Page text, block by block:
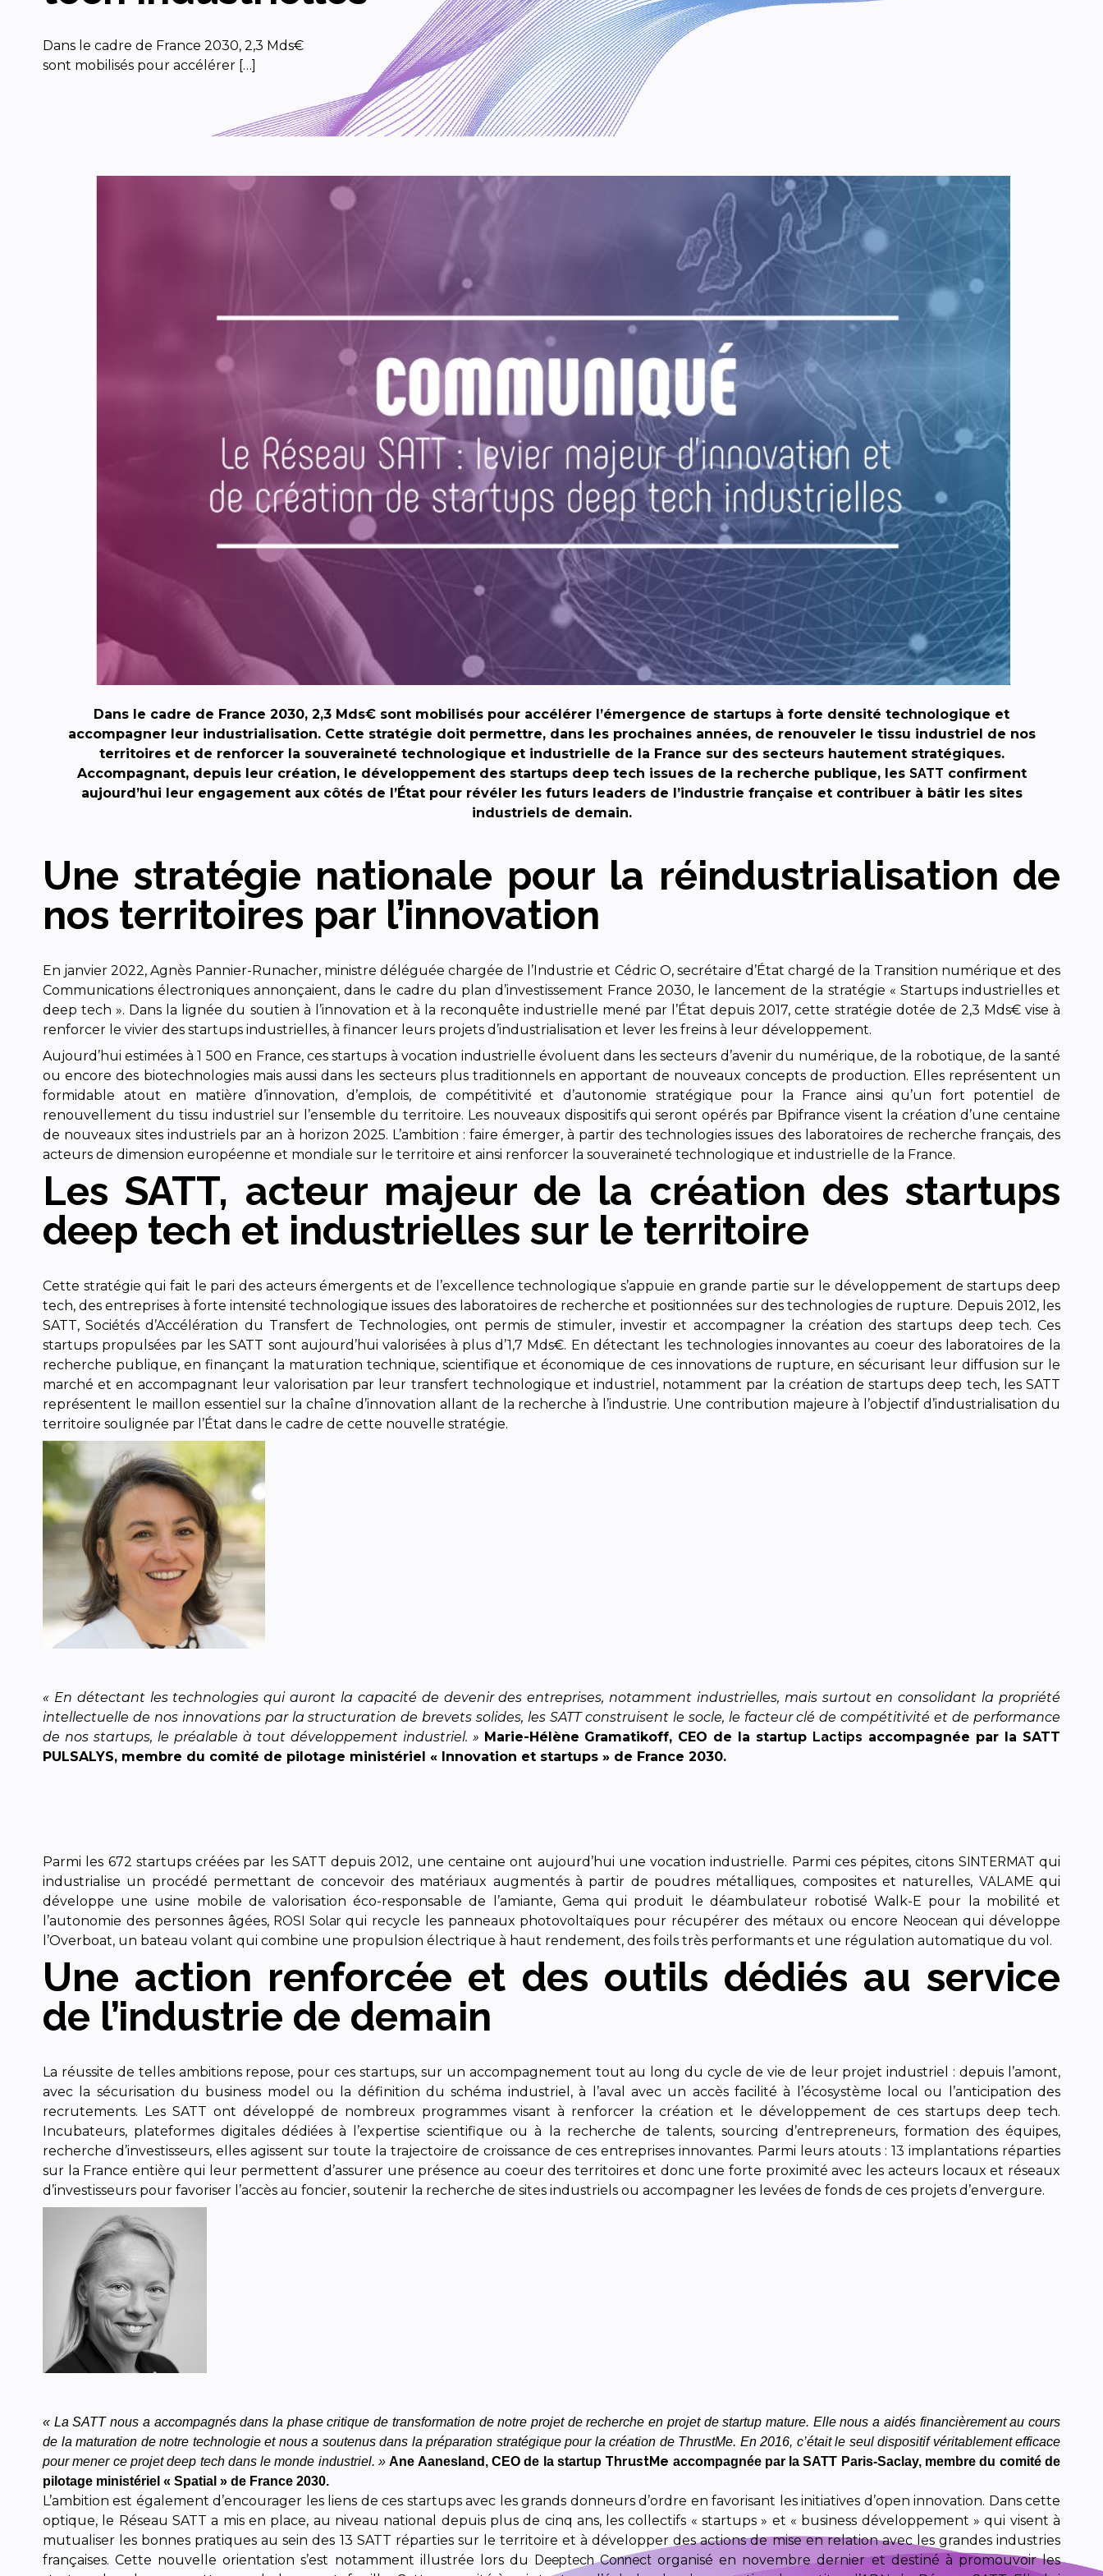
Dans le cadre de France 2030, 2,3 Mds€
sont mobilisés pour accélérer […]
Dans le cadre de France 2030, 2,3 Mds€ sont mobilisés pour accélérer l’émergence de startups à forte densité technologique et
accompagner leur industrialisation. Cette stratégie doit permettre, dans les prochaines années, de renouveler le tissu industriel de nos
territoires et de renforcer la souveraineté technologique et industrielle de la France sur des secteurs hautement stratégiques.
Accompagnant, depuis leur création, le développement des startups deep tech issues de la recherche publique, les SATT confirment
aujourd’hui leur engagement aux côtés de l’État pour révéler les futurs leaders de l’industrie française et contribuer à bâtir les sites
industriels de demain.
Une stratégie nationale pour la réindustrialisation de
nos territoires par l’innovation
En janvier 2022, Agnès Pannier-Runacher, ministre déléguée chargée de l’Industrie et Cédric O, secrétaire d’État chargé de la Transition numérique et des
Communications électroniques annonçaient, dans le cadre du plan d’investissement France 2030, le lancement de la stratégie « Startups industrielles et
deep tech ». Dans la lignée du soutien à l’innovation et à la reconquête industrielle mené par l’État depuis 2017, cette stratégie dotée de 2,3 Mds€ vise à
renforcer le vivier des startups industrielles, à financer leurs projets d’industrialisation et lever les freins à leur développement.
Aujourd’hui estimées à 1 500 en France, ces startups à vocation industrielle évoluent dans les secteurs d’avenir du numérique, de la robotique, de la santé
ou encore des biotechnologies mais aussi dans les secteurs plus traditionnels en apportant de nouveaux concepts de production. Elles représentent un
formidable atout en matière d’innovation, d’emplois, de compétitivité et d’autonomie stratégique pour la France ainsi qu’un fort potentiel de
renouvellement du tissu industriel sur l’ensemble du territoire. Les nouveaux dispositifs qui seront opérés par Bpifrance visent la création d’une centaine
de nouveaux sites industriels par an à horizon 2025. L’ambition : faire émerger, à partir des technologies issues des laboratoires de recherche français, des
acteurs de dimension européenne et mondiale sur le territoire et ainsi renforcer la souveraineté technologique et industrielle de la France.
Les SATT, acteur majeur de la création des startups
deep tech et industrielles sur le territoire
Cette stratégie qui fait le pari des acteurs émergents et de l’excellence technologique s’appuie en grande partie sur le développement de startups deep
tech, des entreprises à forte intensité technologique issues des laboratoires de recherche et positionnées sur des technologies de rupture. Depuis 2012, les
SATT, Sociétés d’Accélération du Transfert de Technologies, ont permis de stimuler, investir et accompagner la création des startups deep tech. Ces
startups propulsées par les SATT sont aujourd’hui valorisées à plus d’1,7 Mds€. En détectant les technologies innovantes au coeur des laboratoires de la
recherche publique, en finançant la maturation technique, scientifique et économique de ces innovations de rupture, en sécurisant leur diffusion sur le
marché et en accompagnant leur valorisation par leur transfert technologique et industriel, notamment par la création de startups deep tech, les SATT
représentent le maillon essentiel sur la chaîne d’innovation allant de la recherche à l’industrie. Une contribution majeure à l’objectif d’industrialisation du
territoire soulignée par l’État dans le cadre de cette nouvelle stratégie.
« En détectant les technologies qui auront la capacité de devenir des entreprises, notamment industrielles, mais surtout en consolidant la propriété
intellectuelle de nos innovations par la structuration de brevets solides, les SATT construisent le socle, le facteur clé de compétitivité et de performance
de nos startups, le préalable à tout développement industriel. » Marie-Hélène Gramatikoff, CEO de la startup Lactips accompagnée par la SATT
PULSALYS, membre du comité de pilotage ministériel « Innovation et startups » de France 2030.
Parmi les 672 startups créées par les SATT depuis 2012, une centaine ont aujourd’hui une vocation industrielle. Parmi ces pépites, citons SINTERMAT qui
industrialise un procédé permettant de concevoir des matériaux augmentés à partir de poudres métalliques, composites et naturelles, VALAMEqui
développe une usine mobile de valorisation éco-responsable de l’amiante, Gema qui produit le déambulateur robotisé Walk-E pour la mobilité et
l’autonomie des personnes âgées, ROSI Solar qui recycle les panneaux photovoltaïques pour récupérer des métaux ou encore Neocean qui développe
l’Overboat, un bateau volant qui combine une propulsion électrique à haut rendement, des foils très performants et une régulation automatique du vol.
Une action renforcée et des outils dédiés au service
de l’industrie de demain
La réussite de telles ambitions repose, pour ces startups, sur un accompagnement tout au long du cycle de vie de leur projet industriel : depuis l’amont,
avec la sécurisation du business model ou la définition du schéma industriel, à l’aval avec un accès facilité à l’écosystème local ou l’anticipation des
recrutements. Les SATT ont développé de nombreux programmes visant à renforcer la création et le développement de ces startups deep tech.
Incubateurs, plateformes digitales dédiées à l’expertise scientifique ou à la recherche de talents, sourcing d’entrepreneurs, formation des équipes,
recherche d’investisseurs, elles agissent sur toute la trajectoire de croissance de ces entreprises innovantes. Parmi leurs atouts : 13 implantations réparties
sur la France entière qui leur permettent d’assurer une présence au coeur des territoires et donc une forte proximité avec les acteurs locaux et réseaux
d’investisseurs pour favoriser l’accès au foncier, soutenir la recherche de sites industriels ou accompagner les levées de fonds de ces projets d’envergure.
« La SATT nous a accompagnés dans la phase critique de transformation de notre projet de recherche en projet de startup mature. Elle nous a aidés financièrement au cours
de la maturation de notre technologie et nous a soutenus dans la préparation stratégique pour la création de ThrustMe. En 2016, c’était le seul dispositif véritablement efficace
pour mener ce projet deep tech dans le monde industriel. » Ane Aanesland, CEO de la startup ThrustMe accompagnée par la SATT Paris-Saclay, membre du comité de
pilotage ministériel « Spatial » de France 2030.
L’ambition est également d’encourager les liens de ces startups avec les grands donneurs d’ordre en favorisant les initiatives d’open innovation. Dans cette
optique, le Réseau SATT a mis en place, au niveau national depuis plus de cinq ans, les collectifs « startups » et « business développement » qui visent à
mutualiser les bonnes pratiques au sein des 13 SATT réparties sur le territoire et à développer des actions de mise en relation avec les grandes industries
françaises. Cette nouvelle orientation s’est notamment illustrée lors du
Deeptech Connect organisé en novembre dernier et destiné à promouvoir les